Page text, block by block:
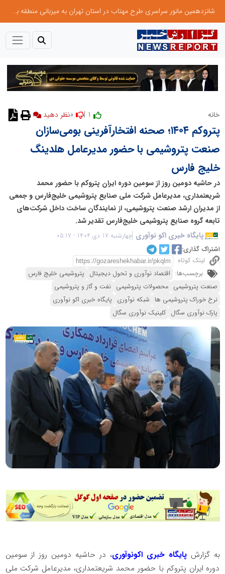
شانزدهمین مانور سراسری طرح مهتاب در استان تهران به میزبانی منطقه برق لواسان
خانه
پتروکم ۱۴۰۴؛ صحنه افتخارآفرینی بومی‌سازان
صنعت پتروشیمی با حضور مدیرعامل هلدینگ
خلیج فارس
در حاشیه دومین روز از سومین دوره ایران پتروکم با حضور محمد
شریعتمداری، مدیرعامل شرکت ملی صنایع پتروشیمی خلیج‌فارس و جمعی
از مدیران ارشد صنعت پتروشیمی، از نمایندگان ساخت داخل شرکت‌های
تابعه گروه صنایع پتروشیمی خلیج‌فارس تقدیر شد.
پایگاه خبری اکو نوآوری چهارشنبه 17 دی 1404 - 05:17
اشتراک گذاری:
لینک کوتاه
برچسب‌ها: اقتصاد نوآوری و تحول دیجیتال پتروشیمی خلیج فارس
صنعت پتروشیمی محصولات پتروشیمی نفت و گاز و پتروشیمی
نرخ خوراک پتروشیمی ها شبکه نوآوری پایگاه خبری اکو نوآوری
پارک نوآوری سگال کلینیک نوآوری سگال
به گزارش پایگاه خبری اکونوآوری، در حاشیه دومین روز از سومین
دوره ایران پتروکم با حضور محمد شریعتمداری، مدیرعامل شرکت ملی